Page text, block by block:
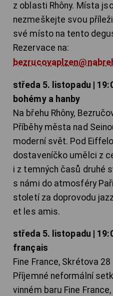
z oblasti Rhôny. Místa
nezmeškejte svou
své místo na tento
Rezervace na:
středa 5. listopadu |
bohémy a hanby
Na břehu Rhôny,
Příběhy města nad
moderní svět. Pod
dostaveníčko umělci z
i z temných časů druhé
s námi do atmosféry
století za doprovodu
et les amis.
středa 5. listopadu |
français
Fine France, Skrétova 28
Příjemné neformální
vinném baru Fine